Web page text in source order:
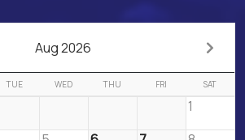
Aug 2026
TUE WED THU FRI SAT
1